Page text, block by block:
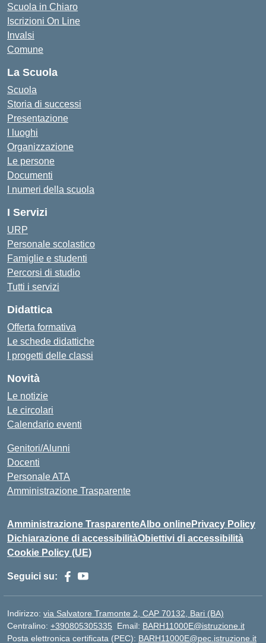
Scuola in Chiaro
Iscrizioni On Line
Invalsi
Comune
La Scuola
Scuola
Storia di successi
Presentazione
I luoghi
Organizzazione
Le persone
Documenti
I numeri della scuola
I Servizi
URP
Personale scolastico
Famiglie e studenti
Percorsi di studio
Tutti i servizi
Didattica
Offerta formativa
Le schede didattiche
I progetti delle classi
Novità
Le notizie
Le circolari
Calendario eventi
Genitori/Alunni
Docenti
Personale ATA
Amministrazione Trasparente
Amministrazione TrasparenteAlbo onlinePrivacy Policy
Dichiarazione di accessibilitàObiettivi di accessibilità
Cookie Policy (UE)
Seguici su:
Indirizzo: via Salvatore Tramonte 2, CAP 70132, Bari (BA)
Centralino: +390805305335 Email: BARH11000E@istruzione.it
Posta elettronica certificata (PEC): BARH11000E@pec.istruzione.it